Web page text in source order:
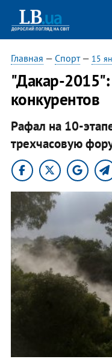
Главная — Спорт— 15
"Дакар-2015":
конкурентов
Рафал на 10-
трехчасовую